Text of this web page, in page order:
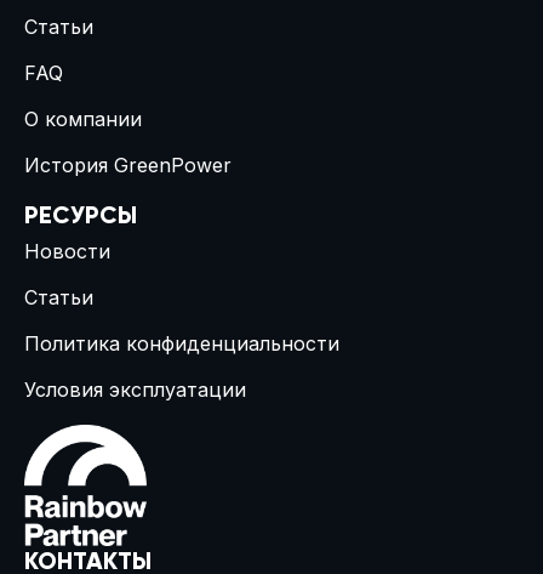
Статьи
FAQ
О компании
История GreenPower
РЕСУРСЫ
Новости
Статьи
Политика конфиденциальности
Условия эксплуатации
КОНТАКТЫ